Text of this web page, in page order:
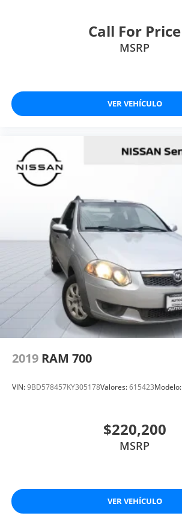
Call For Price
MSRP
VER VEHÍCULO
2019 RAM 700
VIN:9BD578457KY305178Valores:615423Modelo:
$220,200
MSRP
VER VEHÍCULO